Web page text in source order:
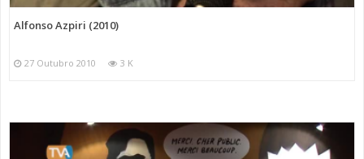
Alfonso Azpiri (2010)
27 Outubro 2010 3 K